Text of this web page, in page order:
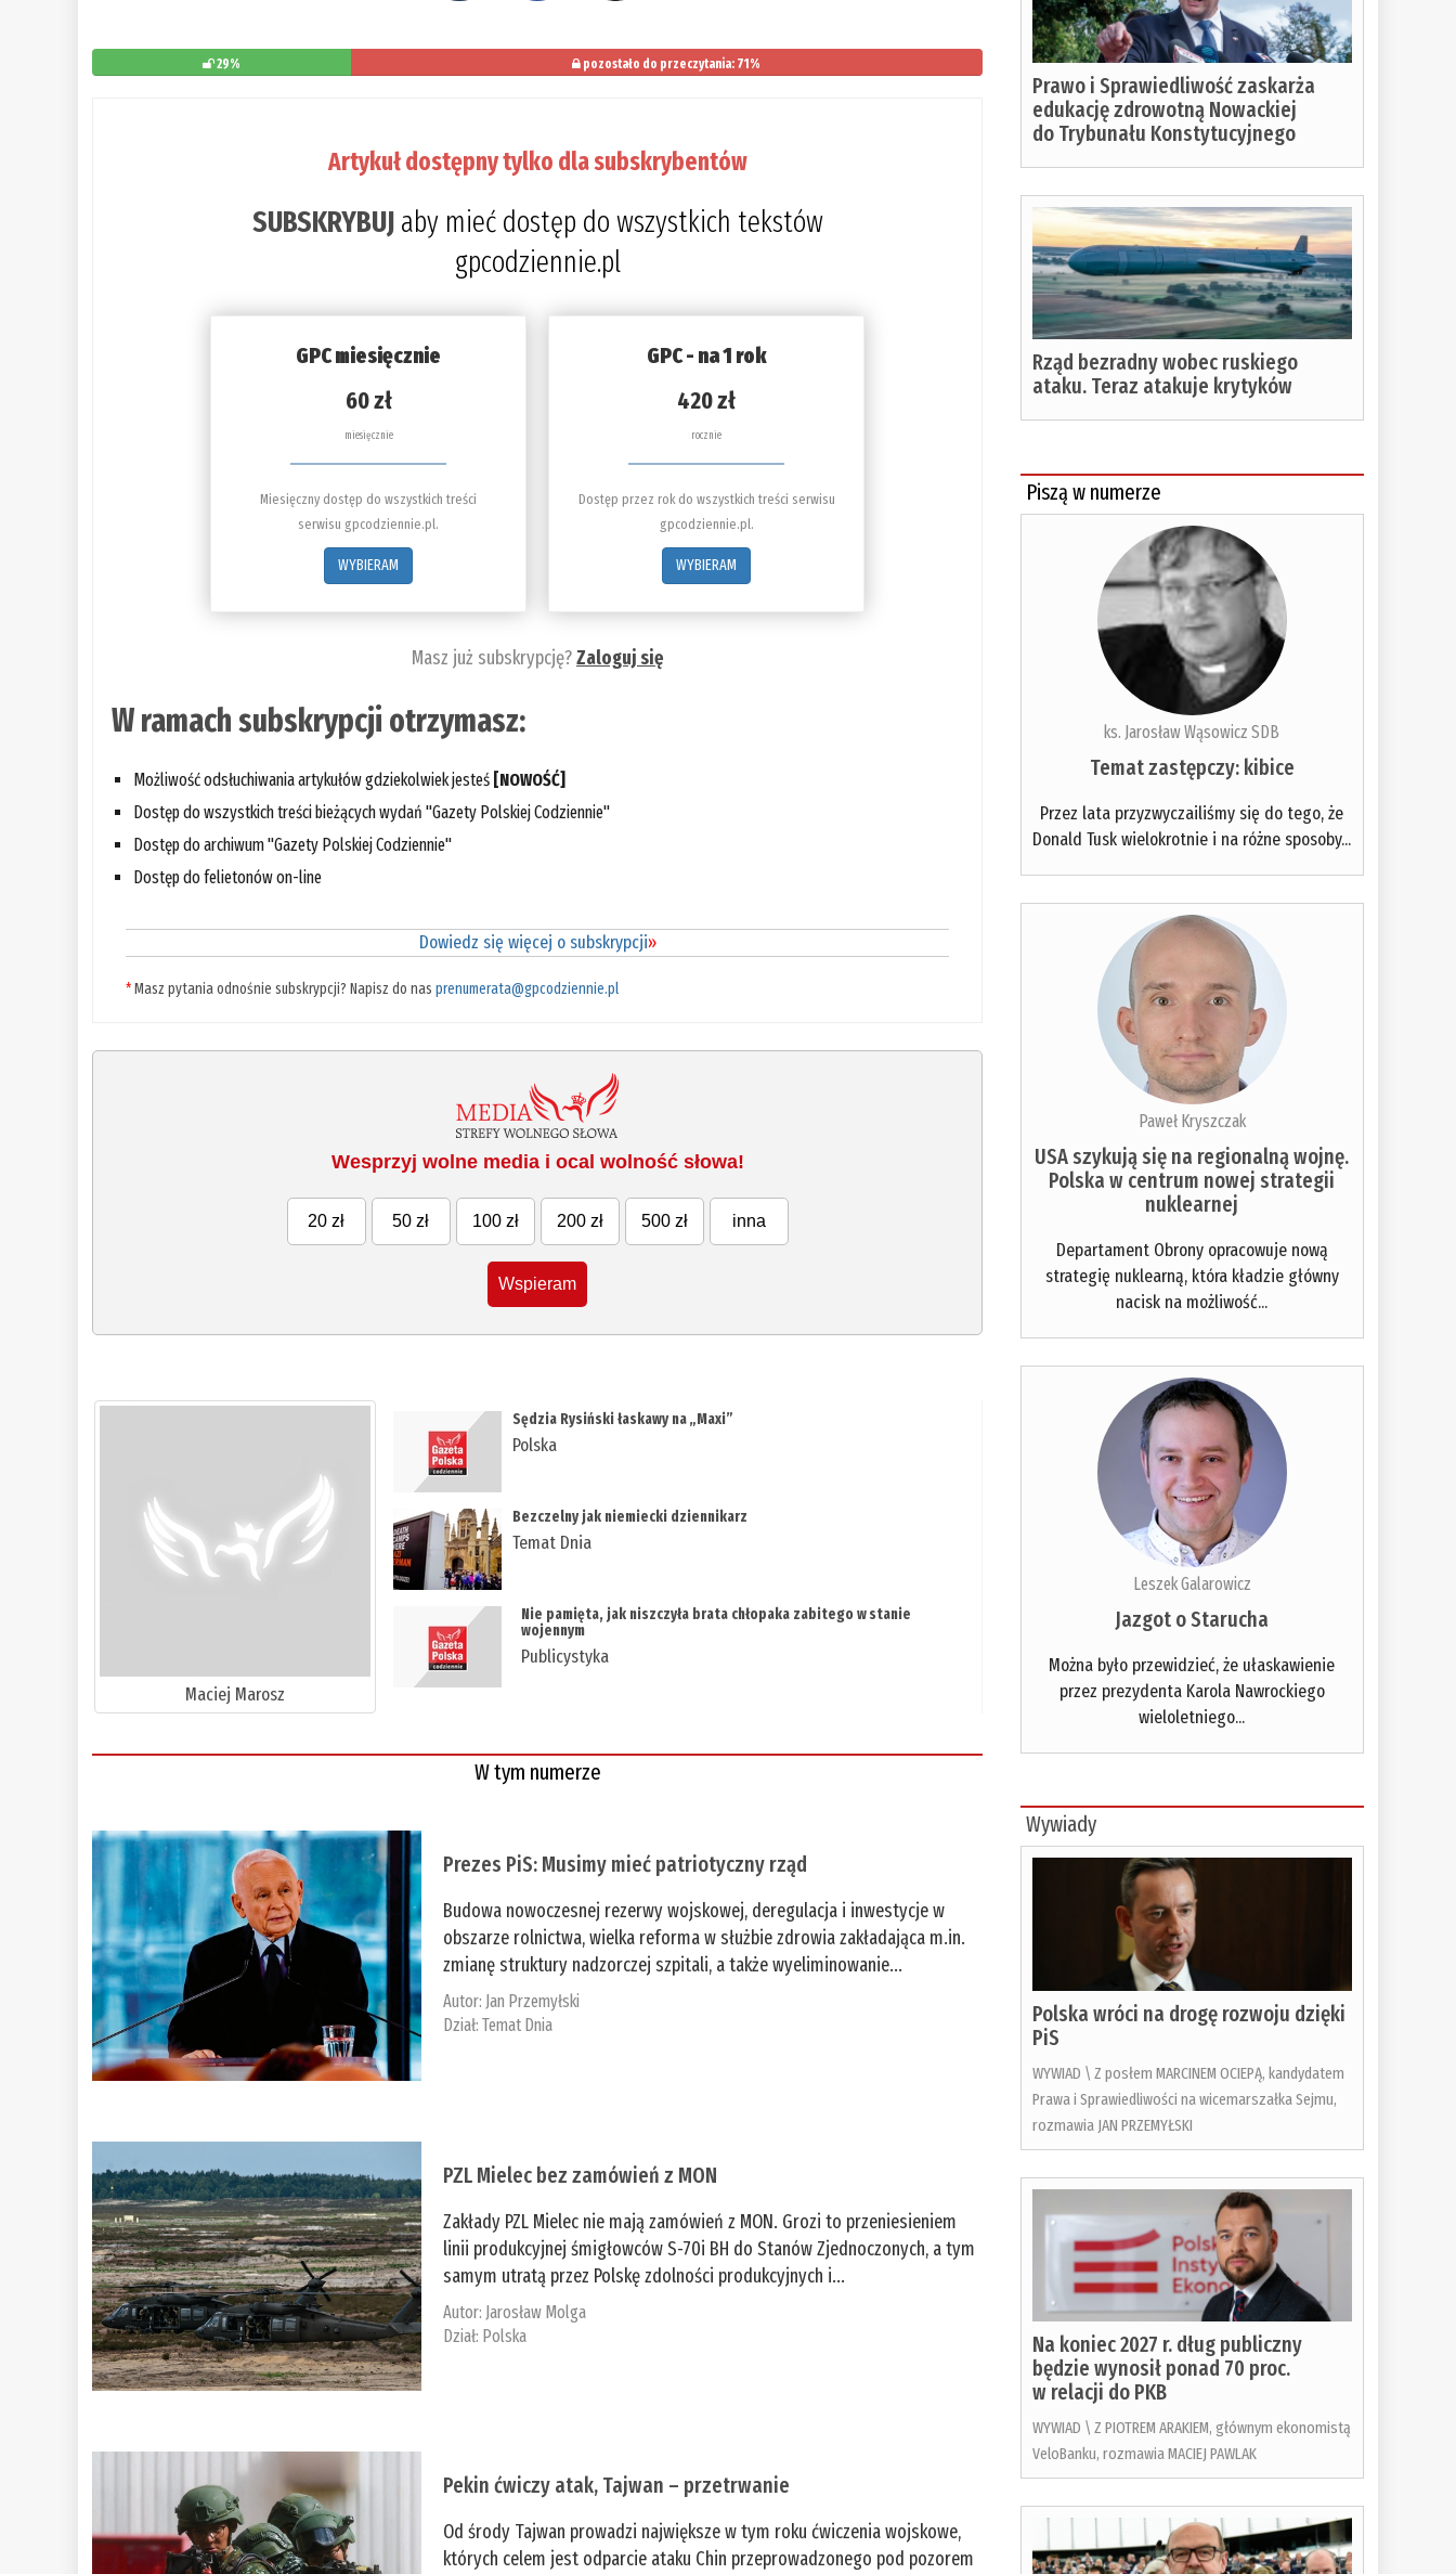
29% pozostało do przeczytania: 71%
Artykuł dostępny tylko dla subskrybentów
SUBSKRYBUJaby mieć dostęp do wszystkich tekstów
gpcodziennie.pl
GPC miesięcznie
60 zł
miesięcznie
Miesięczny dostęp do wszystkich treści
serwisu gpcodziennie.pl.
WYBIERAM
GPC - na 1 rok
420 zł
rocznie
Dostęp przez rok do wszystkich treści serwisu
gpcodziennie.pl.
WYBIERAM
Masz już subskrypcję?Zaloguj się
W ramach subskrypcji otrzymasz:
Możliwość odsłuchiwania artykułów gdziekolwiek jesteś [NOWOŚĆ]
Dostęp do wszystkich treści bieżących wydań "Gazety Polskiej Codziennie"
Dostęp do archiwum "Gazety Polskiej Codziennie"
Dostęp do felietonów on-line
Dowiedz się więcej o subskrypcji»
*Masz pytania odnośnie subskrypcji? Napisz do nasprenumerata@gpcodziennie.pl
Wesprzyj wolne media i ocal wolność słowa!
20 zł 50 zł 100 zł 200 zł 500 zł inna
Wspieram
Maciej Marosz
​Sędzia Rysiński łaskawy na „Maxi”
Polska
Bezczelny jak niemiecki dziennikarz
Temat Dnia
Nie pamięta, jak niszczyła brata chłopaka zabitego w stanie
wojennym
Publicystyka
W tym numerze
Prezes PiS: Musimy mieć patriotyczny rząd
Budowa nowoczesnej rezerwy wojskowej, deregulacja i inwestycje w
obszarze rolnictwa, wielka reforma w służbie zdrowia zakładająca m.in.
zmianę struktury nadzorczej szpitali, a także wyeliminowanie...
Autor: Jan Przemyłski
Dział:Temat Dnia
PZL Mielec bez zamówień z MON
Zakłady PZL Mielec nie mają zamówień z MON. Grozi to przeniesieniem
linii produkcyjnej śmigłowców S-70i BH do Stanów Zjednoczonych, a tym
samym utratą przez Polskę zdolności produkcyjnych i...
Autor: Jarosław Molga
Dział: Polska
Pekin ćwiczy atak, Tajwan – przetrwanie
Od środy Tajwan prowadzi największe w tym roku ćwiczenia wojskowe,
których celem jest odparcie ataku Chin przeprowadzonego pod pozorem
Prawo i Sprawiedliwość zaskarża
edukację zdrowotną Nowackiej
do Trybunału Konstytucyjnego
Rząd bezradny wobec ruskiego
ataku. Teraz atakuje krytyków
Piszą w numerze
ks. Jarosław Wąsowicz SDB
Temat zastępczy: kibice
Przez lata przyzwyczailiśmy się do tego, że
Donald Tusk wielokrotnie i na różne sposoby...
Paweł Kryszczak
USA szykują się na regionalną wojnę.
Polska w centrum nowej strategii
nuklearnej
Departament Obrony opracowuje nową
strategię nuklearną, która kładzie główny
nacisk na możliwość...
Leszek Galarowicz
Jazgot o Starucha
Można było przewidzieć, że ułaskawienie
przez prezydenta Karola Nawrockiego
wieloletniego...
Wywiady
Polska wróci na drogę rozwoju dzięki
PiS
WYWIAD \ Z posłem MARCINEM OCIEPĄ, kandydatem
Prawa i Sprawiedliwości na wicemarszałka Sejmu,
rozmawia JAN PRZEMYŁSKI
Na koniec 2027 r. dług publiczny
będzie wynosił ponad 70 proc.
w relacji do PKB
WYWIAD \ Z PIOTREM ARAKIEM, głównym ekonomistą
VeloBanku, rozmawia MACIEJ PAWLAK